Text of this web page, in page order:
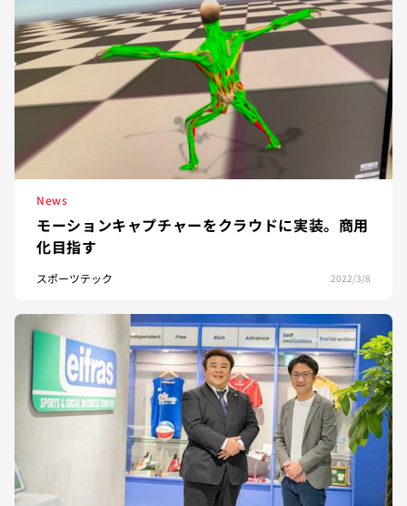
News
モーションキャプチャーをクラウドに実装。商用
化目指す
スポーツテック 2022/3/8